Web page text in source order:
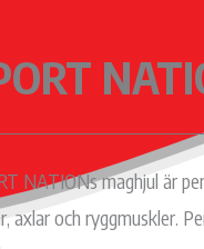
NATIONs maghjul är
axlar och ryggmuskler.